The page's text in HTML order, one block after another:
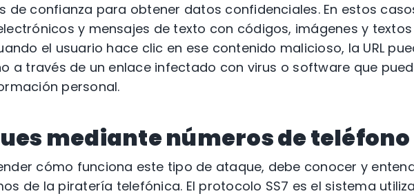
de confianza para obtener datos confidenciales. En estos
y mensajes de texto con códigos, imágenes y
el usuario hace clic en ese contenido malicioso, la URL
a través de un enlace infectado con virus o software que
personal.
mediante números de teléfono
cómo funciona este tipo de ataque, debe conocer y
de la piratería telefónica. El protocolo SS7 es el sistema